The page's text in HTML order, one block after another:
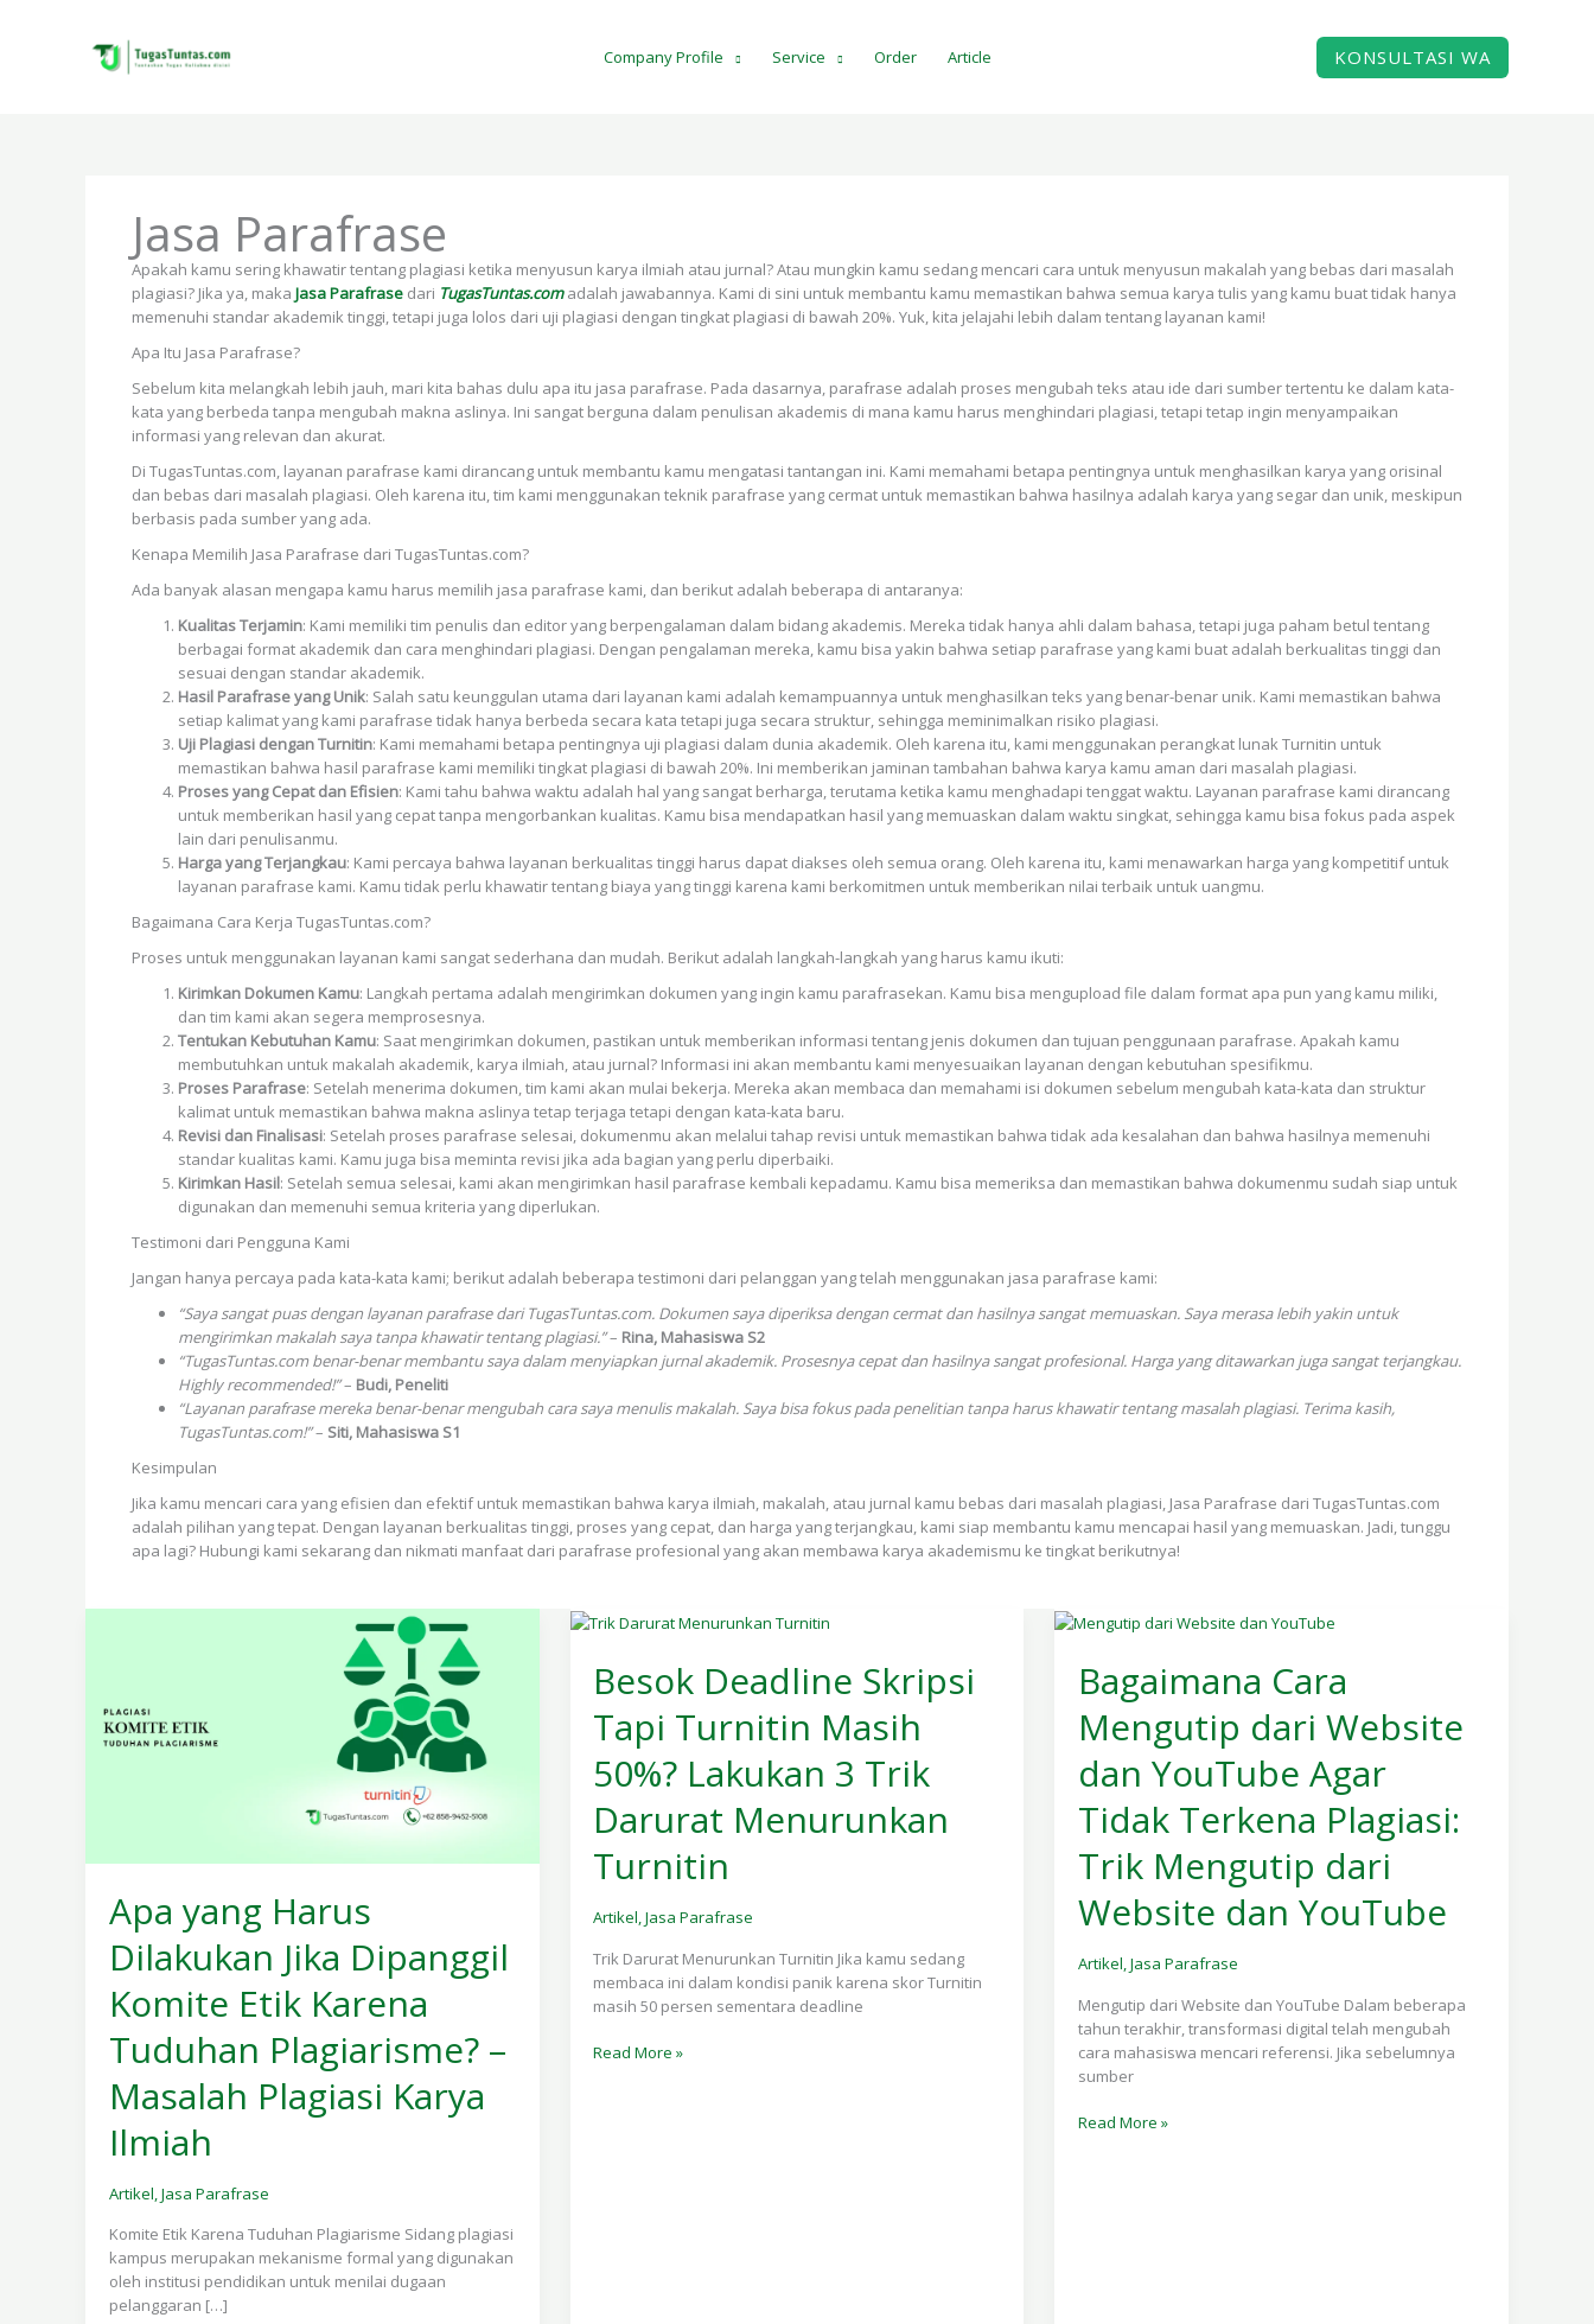
Company Profile Service Order Article KONSULTASI WA
Jasa Parafrase
Apakah kamu sering khawatir tentang plagiasi ketika menyusun karya ilmiah atau jurnal? Atau mungkin kamu sedang mencari cara untuk menyusun makalah yang bebas dari masalah
plagiasi? Jika ya, maka Jasa Parafrase dari TugasTuntas.comadalah jawabannya. Kami di sini untuk membantu kamu memastikan bahwa semua karya tulis yang kamu buat tidak hanya
memenuhi standar akademik tinggi, tetapi juga lolos dari uji plagiasi dengan tingkat plagiasi di bawah 20%. Yuk, kita jelajahi lebih dalam tentang layanan kami!
Apa Itu Jasa Parafrase?
Sebelum kita melangkah lebih jauh, mari kita bahas dulu apa itu jasa parafrase. Pada dasarnya, parafrase adalah proses mengubah teks atau ide dari sumber tertentu ke dalam kata-
kata yang berbeda tanpa mengubah makna aslinya. Ini sangat berguna dalam penulisan akademis di mana kamu harus menghindari plagiasi, tetapi tetap ingin menyampaikan
informasi yang relevan dan akurat.
Di TugasTuntas.com, layanan parafrase kami dirancang untuk membantu kamu mengatasi tantangan ini. Kami memahami betapa pentingnya untuk menghasilkan karya yang orisinal
dan bebas dari masalah plagiasi. Oleh karena itu, tim kami menggunakan teknik parafrase yang cermat untuk memastikan bahwa hasilnya adalah karya yang segar dan unik, meskipun
berbasis pada sumber yang ada.
Kenapa Memilih Jasa Parafrase dari TugasTuntas.com?
Ada banyak alasan mengapa kamu harus memilih jasa parafrase kami, dan berikut adalah beberapa di antaranya:
Kualitas Terjamin: Kami memiliki tim penulis dan editor yang berpengalaman dalam bidang akademis. Mereka tidak hanya ahli dalam bahasa, tetapi juga paham betul tentang
berbagai format akademik dan cara menghindari plagiasi. Dengan pengalaman mereka, kamu bisa yakin bahwa setiap parafrase yang kami buat adalah berkualitas tinggi dan
sesuai dengan standar akademik.
Hasil Parafrase yang Unik: Salah satu keunggulan utama dari layanan kami adalah kemampuannya untuk menghasilkan teks yang benar-benar unik. Kami memastikan bahwa
setiap kalimat yang kami parafrase tidak hanya berbeda secara kata tetapi juga secara struktur, sehingga meminimalkan risiko plagiasi.
Uji Plagiasi dengan Turnitin: Kami memahami betapa pentingnya uji plagiasi dalam dunia akademik. Oleh karena itu, kami menggunakan perangkat lunak Turnitin untuk
memastikan bahwa hasil parafrase kami memiliki tingkat plagiasi di bawah 20%. Ini memberikan jaminan tambahan bahwa karya kamu aman dari masalah plagiasi.
Proses yang Cepat dan Efisien: Kami tahu bahwa waktu adalah hal yang sangat berharga, terutama ketika kamu menghadapi tenggat waktu. Layanan parafrase kami dirancang
untuk memberikan hasil yang cepat tanpa mengorbankan kualitas. Kamu bisa mendapatkan hasil yang memuaskan dalam waktu singkat, sehingga kamu bisa fokus pada aspek
lain dari penulisanmu.
Harga yang Terjangkau: Kami percaya bahwa layanan berkualitas tinggi harus dapat diakses oleh semua orang. Oleh karena itu, kami menawarkan harga yang kompetitif untuk
layanan parafrase kami. Kamu tidak perlu khawatir tentang biaya yang tinggi karena kami berkomitmen untuk memberikan nilai terbaik untuk uangmu.
Bagaimana Cara Kerja TugasTuntas.com?
Proses untuk menggunakan layanan kami sangat sederhana dan mudah. Berikut adalah langkah-langkah yang harus kamu ikuti:
Kirimkan Dokumen Kamu: Langkah pertama adalah mengirimkan dokumen yang ingin kamu parafrasekan. Kamu bisa mengupload file dalam format apa pun yang kamu miliki,
dan tim kami akan segera memprosesnya.
Tentukan Kebutuhan Kamu: Saat mengirimkan dokumen, pastikan untuk memberikan informasi tentang jenis dokumen dan tujuan penggunaan parafrase. Apakah kamu
membutuhkan untuk makalah akademik, karya ilmiah, atau jurnal? Informasi ini akan membantu kami menyesuaikan layanan dengan kebutuhan spesifikmu.
Proses Parafrase: Setelah menerima dokumen, tim kami akan mulai bekerja. Mereka akan membaca dan memahami isi dokumen sebelum mengubah kata-kata dan struktur
kalimat untuk memastikan bahwa makna aslinya tetap terjaga tetapi dengan kata-kata baru.
Revisi dan Finalisasi: Setelah proses parafrase selesai, dokumenmu akan melalui tahap revisi untuk memastikan bahwa tidak ada kesalahan dan bahwa hasilnya memenuhi
standar kualitas kami. Kamu juga bisa meminta revisi jika ada bagian yang perlu diperbaiki.
Kirimkan Hasil: Setelah semua selesai, kami akan mengirimkan hasil parafrase kembali kepadamu. Kamu bisa memeriksa dan memastikan bahwa dokumenmu sudah siap untuk
digunakan dan memenuhi semua kriteria yang diperlukan.
Testimoni dari Pengguna Kami
Jangan hanya percaya pada kata-kata kami; berikut adalah beberapa testimoni dari pelanggan yang telah menggunakan jasa parafrase kami:
“Saya sangat puas dengan layanan parafrase dari TugasTuntas.com. Dokumen saya diperiksa dengan cermat dan hasilnya sangat memuaskan. Saya merasa lebih yakin untuk
mengirimkan makalah saya tanpa khawatir tentang plagiasi.”– Rina, Mahasiswa S2
“TugasTuntas.com benar-benar membantu saya dalam menyiapkan jurnal akademik. Prosesnya cepat dan hasilnya sangat profesional. Harga yang ditawarkan juga sangat terjangkau.
Highly recommended!”– Budi, Peneliti
“Layanan parafrase mereka benar-benar mengubah cara saya menulis makalah. Saya bisa fokus pada penelitian tanpa harus khawatir tentang masalah plagiasi. Terima kasih,
TugasTuntas.com!”– Siti, Mahasiswa S1
Kesimpulan
Jika kamu mencari cara yang efisien dan efektif untuk memastikan bahwa karya ilmiah, makalah, atau jurnal kamu bebas dari masalah plagiasi, Jasa Parafrase dari TugasTuntas.com
adalah pilihan yang tepat. Dengan layanan berkualitas tinggi, proses yang cepat, dan harga yang terjangkau, kami siap membantu kamu mencapai hasil yang memuaskan. Jadi, tunggu
apa lagi? Hubungi kami sekarang dan nikmati manfaat dari parafrase profesional yang akan membawa karya akademismu ke tingkat berikutnya!
Apa yang Harus
Dilakukan Jika Dipanggil
Komite Etik Karena
Tuduhan Plagiarisme? –
Masalah Plagiasi Karya
Ilmiah
Artikel,Jasa Parafrase
Komite Etik Karena Tuduhan Plagiarisme Sidang plagiasi
kampus merupakan mekanisme formal yang digunakan
oleh institusi pendidikan untuk menilai dugaan
pelanggaran […]
Dilakukan
Jika
–
Masalah
Plagiasi
Karya
Ilmiah
Besok Deadline Skripsi
Tapi Turnitin Masih
50%? Lakukan 3 Trik
Darurat Menurunkan
Turnitin
Artikel,Jasa Parafrase
Trik Darurat Menurunkan Turnitin Jika kamu sedang
membaca ini dalam kondisi panik karena skor Turnitin
masih 50 persen sementara deadline
Deadline
Skripsi
Tapi
Turnitin
Masih
50%?
Lakukan
3
Trik
Darurat
Turnitin
Read More »
Bagaimana Cara
Mengutip dari Website
dan YouTube Agar
Tidak Terkena Plagiasi:
Trik Mengutip dari
Website dan YouTube
Artikel,Jasa Parafrase
Mengutip dari Website dan YouTube Dalam beberapa
tahun terakhir, transformasi digital telah mengubah
cara mahasiswa mencari referensi. Jika sebelumnya
sumber
Cara
Mengutip
dari
Website
dan
YouTube
Agar
Tidak
Terkena
Plagiasi:
Trik
Mengutip
Website
dan
YouTube
Read More »